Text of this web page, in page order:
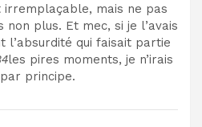
irremplaçable, mais ne pas
plus. Et mec, si je l’avais
l’absurdité qui faisait partie
les pires moments, je n’irais
principe.